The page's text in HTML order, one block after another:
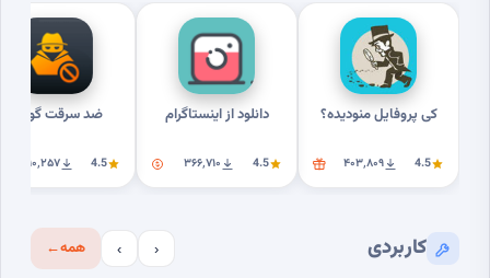
کی پروفایل منودیده؟
4.5 ۴۰۳٬۸۰۹
دانلود از اینستاگرام
4.5 ۳۶۶٬۷۱۰
ضد سرقت گوشی
4.5 ۳۱۰٬۲۵۷
کاربردی ‹
› همه←